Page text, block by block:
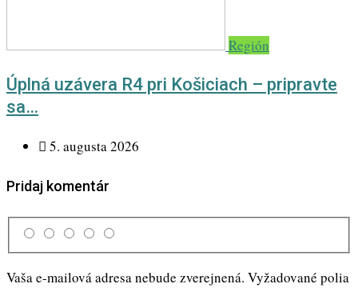
Región
Úplná uzávera R4 pri Košiciach – pripravte
sa…
5. augusta 2026
Pridaj komentár
Vaša e-mailová adresa nebude zverejnená. Vyžadované polia